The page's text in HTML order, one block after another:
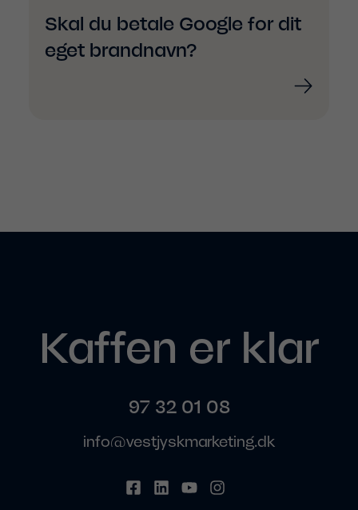
Skal du betale Google for dit
eget brandnavn?
Kaffen er klar
97 32 01 08
info@vestjyskmarketing.dk